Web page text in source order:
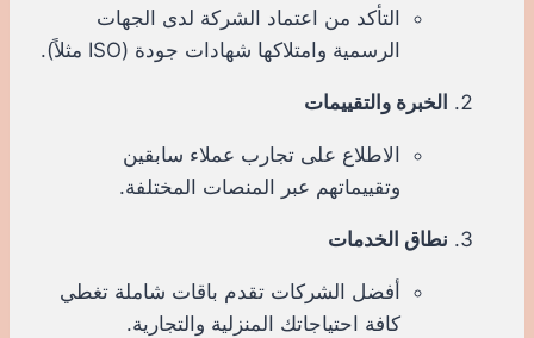
التأكد من اعتماد الشركة لدى الجهات
الرسمية وامتلاكها شهادات جودة (ISO مثلاً).
الخبرة والتقييمات
الاطلاع على تجارب عملاء سابقين
وتقييماتهم عبر المنصات المختلفة.
نطاق الخدمات
أفضل الشركات تقدم باقات شاملة تغطي
كافة احتياجاتك المنزلية والتجارية.